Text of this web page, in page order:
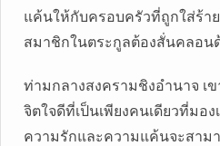
แค้นให้กับครอบครัวที่ถูกใส่ร้า
สมาชิกในตระกูลต้องสั่นคลอน
ท่ามกลางสงครามชิงอำนาจ เ
จิตใจดีที่เป็นเพียงคนเดียวที่มอ
ความรักและความแค้นจะสาม